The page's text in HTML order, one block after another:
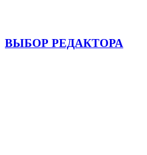
ВЫБОР РЕДАКТОРА